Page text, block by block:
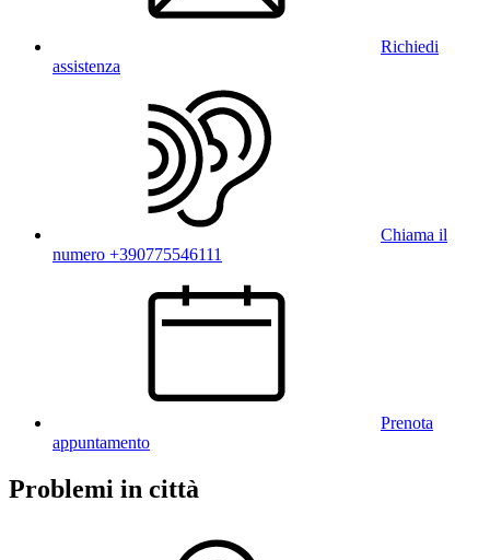
Richiedi
assistenza
Chiama il
numero +390775546111
Prenota
appuntamento
Problemi in città